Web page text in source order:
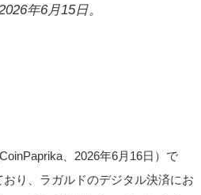
年6月15日。
、2026年6月16日）で
り、ラガルドのデジタル決済にお